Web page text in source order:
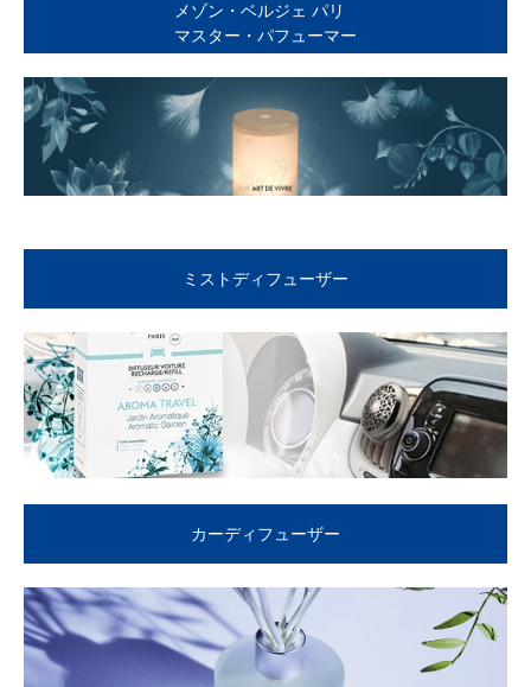
メゾン・ベルジェ パリ
マスター・パフューマー
ミストディフューザー
カーディフューザー